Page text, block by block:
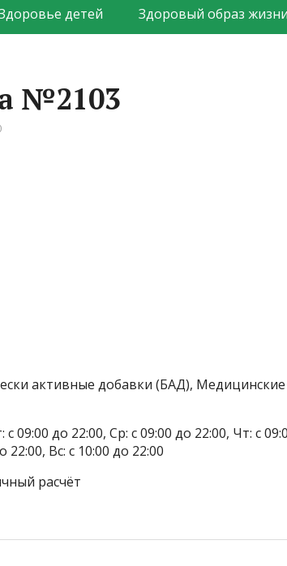
детей Здоровый образ жизни
№2103
активные добавки (БАД),
09:00 до 22:00, Ср: с 09:00 до 22:00, Чт: с
22:00, Вс: с 10:00 до 22:00
расчёт